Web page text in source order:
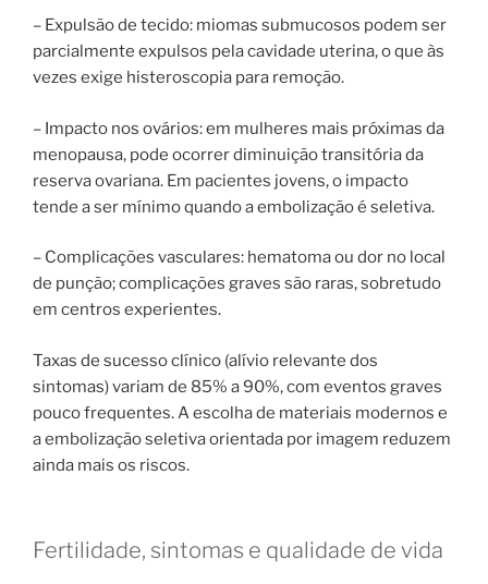
– Expulsão de tecido: miomas submucosos podem ser
parcialmente expulsos pela cavidade uterina, o que às
vezes exige histeroscopia para remoção.
– Impacto nos ovários: em mulheres mais próximas da
menopausa, pode ocorrer diminuição transitória da
reserva ovariana. Em pacientes jovens, o impacto
tende a ser mínimo quando a embolização é seletiva.
– Complicações vasculares: hematoma ou dor no local
de punção; complicações graves são raras, sobretudo
em centros experientes.
Taxas de sucesso clínico (alívio relevante dos
sintomas) variam de 85% a 90%, com eventos graves
pouco frequentes. A escolha de materiais modernos e
a embolização seletiva orientada por imagem reduzem
ainda mais os riscos.
Fertilidade, sintomas e qualidade de vida